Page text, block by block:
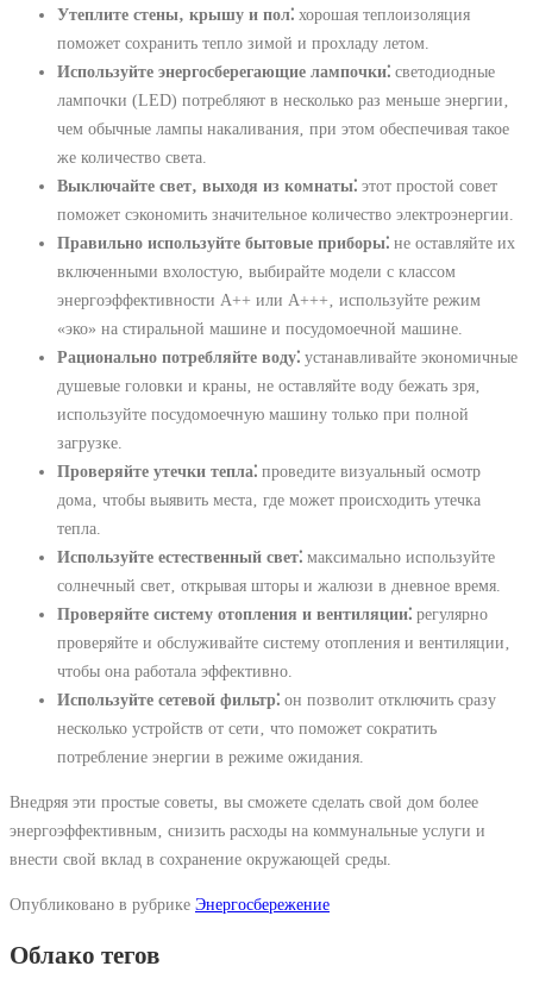
Утеплите стены‚ крышу и пол⁚ хорошая теплоизоляция
поможет сохранить тепло зимой и прохладу летом.
Используйте энергосберегающие лампочки⁚ светодиодные
лампочки (LED) потребляют в несколько раз меньше энергии‚
чем обычные лампы накаливания‚ при этом обеспечивая такое
же количество света.
Выключайте свет‚ выходя из комнаты⁚ этот простой совет
поможет сэкономить значительное количество электроэнергии.
Правильно используйте бытовые приборы⁚ не оставляйте их
включенными вхолостую‚ выбирайте модели с классом
энергоэффективности А++ или А+++‚ используйте режим
«эко» на стиральной машине и посудомоечной машине.
Рационально потребляйте воду⁚ устанавливайте экономичные
душевые головки и краны‚ не оставляйте воду бежать зря‚
используйте посудомоечную машину только при полной
загрузке.
Проверяйте утечки тепла⁚ проведите визуальный осмотр
дома‚ чтобы выявить места‚ где может происходить утечка
тепла.
Используйте естественный свет⁚ максимально используйте
солнечный свет‚ открывая шторы и жалюзи в дневное время.
Проверяйте систему отопления и вентиляции⁚ регулярно
проверяйте и обслуживайте систему отопления и вентиляции‚
чтобы она работала эффективно.
Используйте сетевой фильтр⁚ он позволит отключить сразу
несколько устройств от сети‚ что поможет сократить
потребление энергии в режиме ожидания.
Внедряя эти простые советы‚ вы сможете сделать свой дом более
энергоэффективным‚ снизить расходы на коммунальные услуги и
внести свой вклад в сохранение окружающей среды.
Опубликовано в рубрике Энергосбережение
Облако тегов